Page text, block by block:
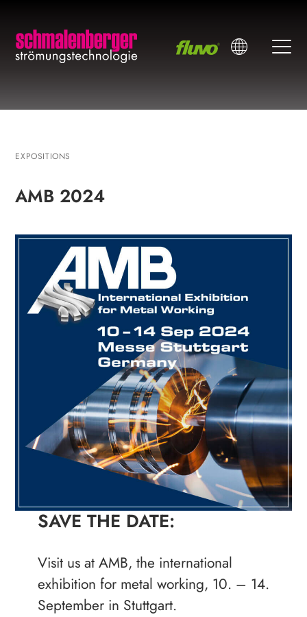
EXPOSITIONS
AMB 2024
SAVE THE DATE:
Visit us at AMB, the international
exhibition for metal working, 10. – 14.
September in Stuttgart.